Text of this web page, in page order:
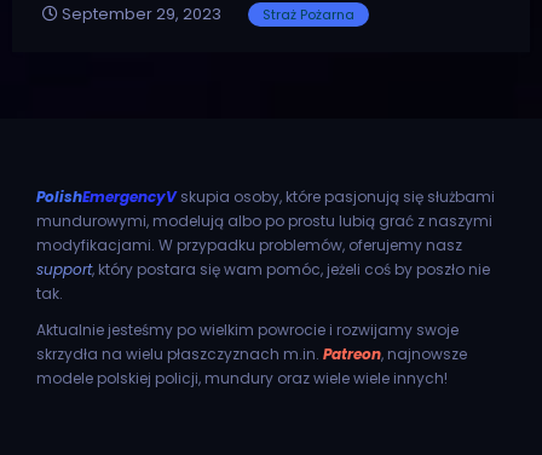
September 29, 2023 Straż Pożarna
PolishEmergencyVskupia osoby, które pasjonują się służbami
mundurowymi, modelują albo po prostu lubią grać z naszymi
modyfikacjami. W przypadku problemów, oferujemy nasz
support, który postara się wam pomóc, jeżeli coś by poszło nie
tak.
Aktualnie jesteśmy po wielkim powrocie i rozwijamy swoje
skrzydła na wielu płaszczyznach m.in. Patreon, najnowsze
modele polskiej policji, mundury oraz wiele wiele innych!